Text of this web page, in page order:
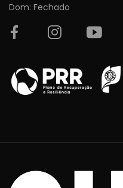
Dom: Fechado